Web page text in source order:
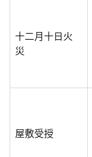
十二月十日火
災
屋敷受授